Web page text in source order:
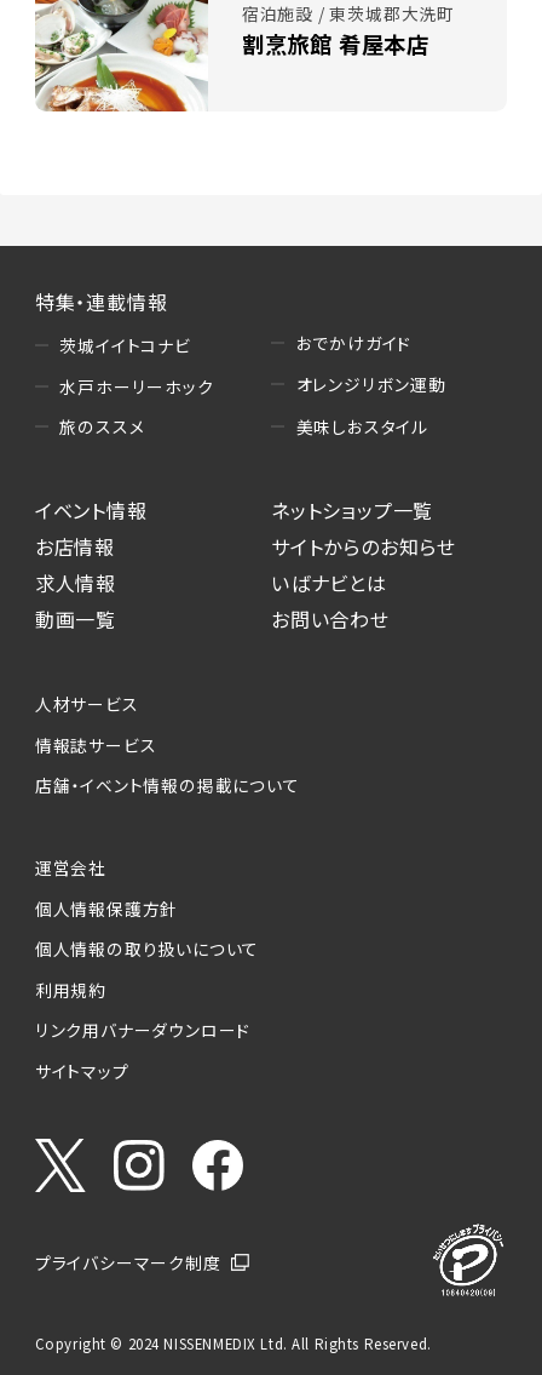
宿泊施設 / 東茨城郡大洗町
割烹旅館 肴屋本店
特集・連載情報
茨城イイトコナビ
水戸ホーリーホック
旅のススメ
おでかけガイド
オレンジリボン運動
美味しおスタイル
イベント情報
お店情報
求人情報
動画一覧
ネットショップ一覧
サイトからのお知らせ
いばナビとは
お問い合わせ
人材サービス
情報誌サービス
店舗・イベント情報の掲載について
運営会社
個人情報保護方針
個人情報の取り扱いについて
利用規約
リンク用バナーダウンロード
サイトマップ
プライバシーマーク制度
Copyright © 2024 NISSENMEDIX Ltd. All Rights Reserved.